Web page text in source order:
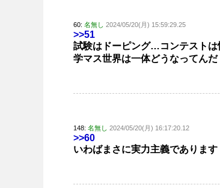
60: 名無し 2024/05/20(月) 15:59:29.25
>>51
試験はドーピング…コンテスト
学マス世界は一体どうなってんだ
148: 名無し 2024/05/20(月) 16:17:20.12
>>60
いわばまさに実力主義であります